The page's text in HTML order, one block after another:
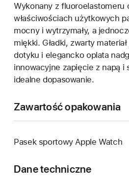
Wykonany z fluoroelastomeru
właściwościach użytkowych
mocny i wytrzymały, a
miękki. Gładki, zwarty
dotyku i elegancko oplata
innowacyjne zapięcie z napą i
idealne dopasowanie.
Zawartość opakowania
Pasek sportowy Apple Watch
Dane techniczne